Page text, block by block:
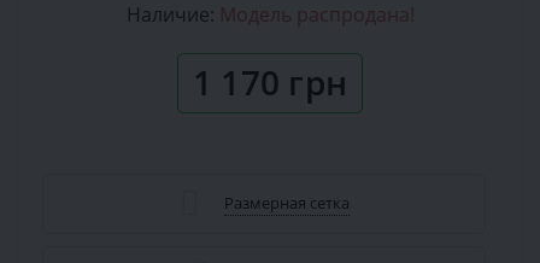
Наличие: Модель распродана!
1 170 грн
Размерная сетка